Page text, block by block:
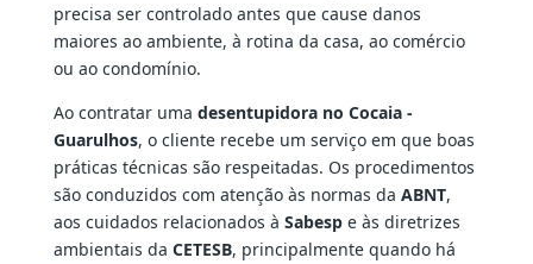
precisa ser controlado antes que cause danos
maiores ao ambiente, à rotina da casa, ao comércio
ou ao condomínio.
Ao contratar uma desentupidora no Cocaia -
Guarulhos, o cliente recebe um serviço em que boas
práticas técnicas são respeitadas. Os procedimentos
são conduzidos com atenção às normas da ABNT,
aos cuidados relacionados à Sabespe às diretrizes
ambientais da CETESB, principalmente quando há